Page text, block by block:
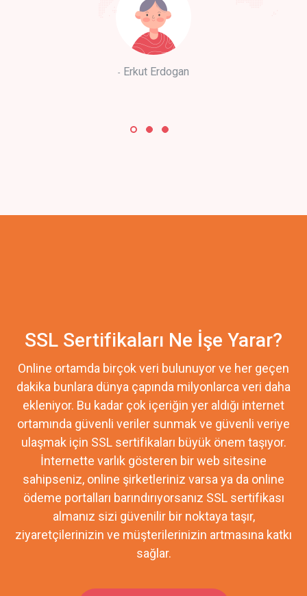
Erkut Erdogan
SSL Sertifikaları Ne İşe Yarar?
Online ortamda birçok veri bulunuyor ve her geçen
dakika bunlara dünya çapında milyonlarca veri daha
ekleniyor. Bu kadar çok içeriğin yer aldığı internet
ortamında güvenli veriler sunmak ve güvenli veriye
ulaşmak için SSL sertifikaları büyük önem taşıyor.
İnternette varlık gösteren bir web sitesine
sahipseniz, online şirketleriniz varsa ya da online
ödeme portalları barındırıyorsanız SSL sertifikası
almanız sizi güvenilir bir noktaya taşır,
ziyaretçilerinizin ve müşterilerinizin artmasına katkı
sağlar.